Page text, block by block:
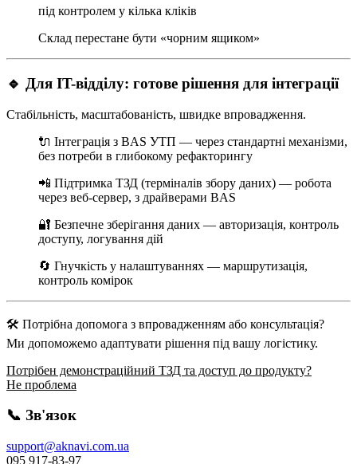
під контролем у кілька кліків
Склад перестане бути «чорним ящиком»
🔹 Для IT-відділу: готове рішення для інтеграції
Стабільність, масштабованість, швидке впровадження.
🔌 Інтеграція з BAS УТП — через стандартні механізми,
без потреби в глибокому рефакторингу
📲 Підтримка ТЗД (терміналів збору даних) — робота
через веб-сервер, з драйверами BAS
🔐 Безпечне зберігання даних — авторизація, контроль
доступу, логування дій
🔄 Гнучкість у налаштуваннях — маршрутизація,
контроль комірок
🛠 Потрібна допомога з впровадженням або консультація?
Ми допоможемо адаптувати рішення під вашу логістику.
Потрібен демонстраційний ТЗД та доступ до продукту?
Не проблема
📞 Зв'язок
support@aknavi.com.ua
095 917-83-97